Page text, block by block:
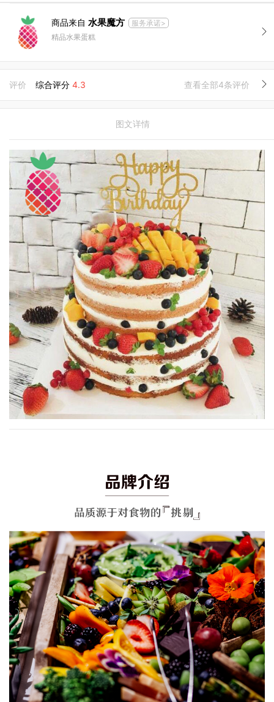
商品来自 水果魔方
服务承诺>
精品水果蛋糕
评价 综合评分 4.3 查看全部4条评价
图文详情